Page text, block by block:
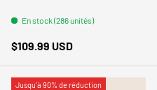
En stock (286 unités)
Prix habituel
$109.99 USD
Jusqu’à 90% de réduction